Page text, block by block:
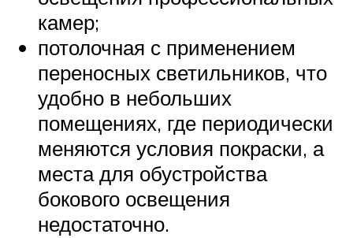
камер;
потолочная с применением
переносных светильников, что
удобно в небольших
помещениях, где периодически
меняются условия покраски, а
места для обустройства
бокового освещения
недостаточно.